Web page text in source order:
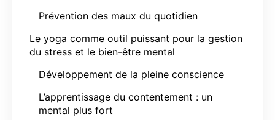
Prévention des maux du quotidien
Le yoga comme outil puissant pour la gestion
du stress et le bien-être mental
Développement de la pleine conscience
L’apprentissage du contentement : un
mental plus fort